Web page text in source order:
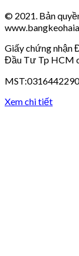
© 2021. Bản
Giấy chứng nhận
Đầu Tư Tp HCM
MST:0316442290
Xem chi tiết